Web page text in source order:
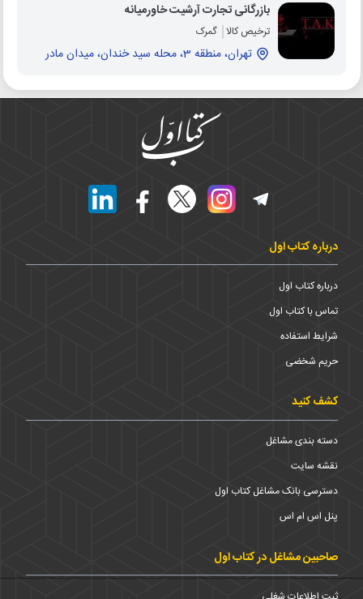
بازرگانی تجارت آرشیت خاورمیانه
ترخیص کالا گمرک
تهران، منطقه 3، محله سید خندان، میدان مادر
درباره کتاب اول
درباره کتاب اول
تماس با کتاب اول
شرایط استفاده
حریم شخضی
کشف کنید
دسته بندی مشاغل
نقشه سایت
دسترسی بانک مشاغل کتاب اول
پنل اس ام اس
صاحبین مشاغل در کتاب اول